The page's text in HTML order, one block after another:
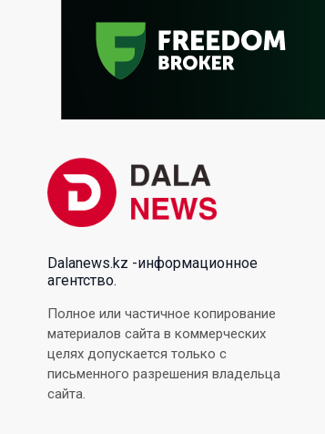
Dalanews.kz -информационное
агентство.
Полное или частичное копирование
материалов сайта в коммерческих
целях допускается только с
письменного разрешения владельца
сайта.